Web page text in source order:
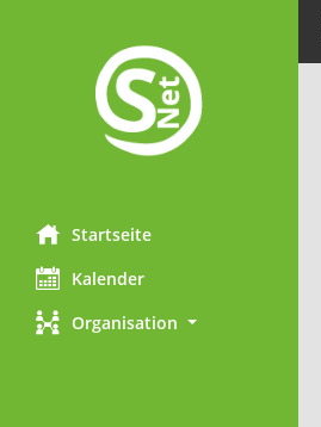
Startseite
Kalender
Organisation